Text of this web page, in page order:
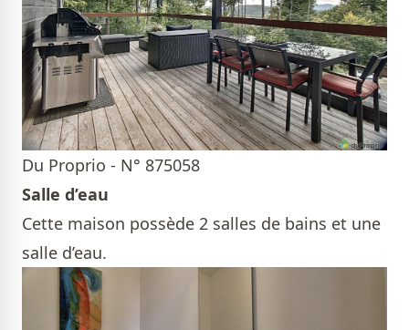
Du Proprio - N° 875058
Salle d’eau
Cette maison possède 2 salles de bains et une
salle d’eau.